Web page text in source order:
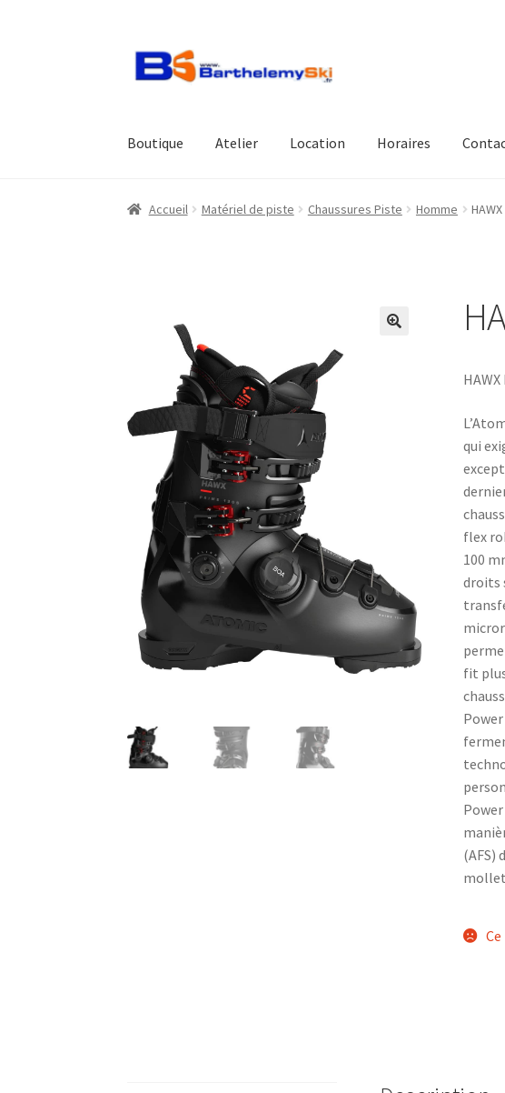
Aller
Aller
Boutique Atelier Location Horaires
Accueil Matériel de piste Chaussures Piste Homme
HAWX
qui
flex
100
droits
fit
(AFS)